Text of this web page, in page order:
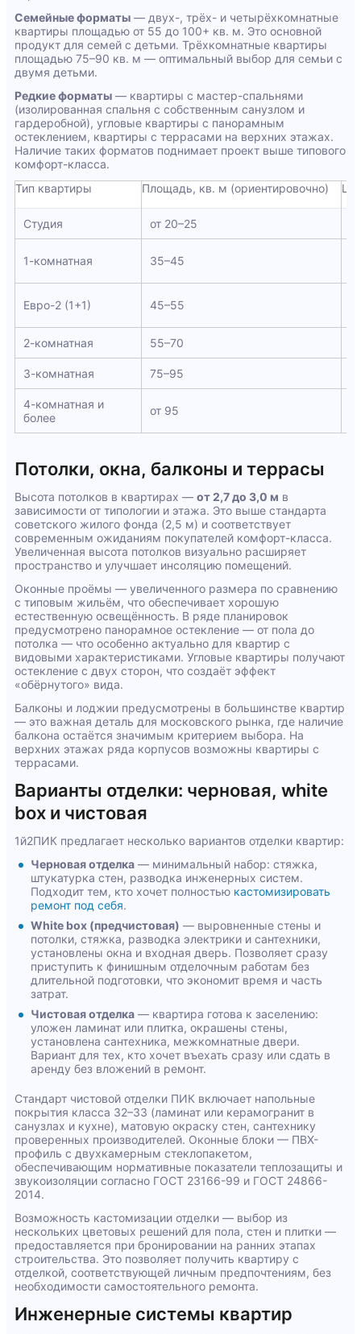
Семейные форматы — двух-, трёх- и четырёхкомнатные
квартиры площадью от 55 до 100+ кв. м. Это основной
продукт для семей с детьми. Трёхкомнатные квартиры
площадью 75–90 кв. м — оптимальный выбор для семьи с
двумя детьми.
Редкие форматы — квартиры с мастер-спальнями
(изолированная спальня с собственным санузлом и
гардеробной), угловые квартиры с панорамным
остеклением, квартиры с террасами на верхних этажах.
Наличие таких форматов поднимает проект выше типового
комфорт-класса.
Тип квартиры
Площадь, кв. м (ориентировочно)
Студия от 20–25
1-комнатная 35–45
Евро-2 (1+1) 45–55
2-комнатная 55–70
3-комнатная 75–95
4-комнатная и
более
от 95
Потолки, окна, балконы и террасы
Высота потолков в квартирах — от 2,7 до 3,0 м в
зависимости от типологии и этажа. Это выше стандарта
советского жилого фонда (2,5 м) и соответствует
современным ожиданиям покупателей комфорт-класса.
Увеличенная высота потолков визуально расширяет
пространство и улучшает инсоляцию помещений.
Оконные проёмы — увеличенного размера по сравнению
с типовым жильём, что обеспечивает хорошую
естественную освещённость. В ряде планировок
предусмотрено панорамное остекление — от пола до
потолка — что особенно актуально для квартир с
видовыми характеристиками. Угловые квартиры получают
остекление с двух сторон, что создаёт эффект
«обёрнутого» вида.
Балконы и лоджии предусмотрены в большинстве квартир
— это важная деталь для московского рынка, где наличие
балкона остаётся значимым критерием выбора. На
верхних этажах ряда корпусов возможны квартиры с
террасами.
Варианты отделки: черновая, white
box и чистовая
1й2ПИК предлагает несколько вариантов отделки квартир:
Черновая отделка — минимальный набор: стяжка,
штукатурка стен, разводка инженерных систем.
Подходит тем, кто хочет полностью кастомизировать
ремонт под себя.
White box (предчистовая) — выровненные стены и
потолки, стяжка, разводка электрики и сантехники,
установлены окна и входная дверь. Позволяет сразу
приступить к финишным отделочным работам без
длительной подготовки, что экономит время и часть
затрат.
Чистовая отделка — квартира готова к заселению:
уложен ламинат или плитка, окрашены стены,
установлена сантехника, межкомнатные двери.
Вариант для тех, кто хочет въехать сразу или сдать в
аренду без вложений в ремонт.
Стандарт чистовой отделки ПИК включает напольные
покрытия класса 32–33 (ламинат или керамогранит в
санузлах и кухне), матовую окраску стен, сантехнику
проверенных производителей. Оконные блоки — ПВХ-
профиль с двухкамерным стеклопакетом,
обеспечивающим нормативные показатели теплозащиты и
звукоизоляции согласно ГОСТ 23166-99 и ГОСТ 24866-
2014.
Возможность кастомизации отделки — выбор из
нескольких цветовых решений для пола, стен и плитки —
предоставляется при бронировании на ранних этапах
строительства. Это позволяет получить квартиру с
отделкой, соответствующей личным предпочтениям, без
необходимости самостоятельного ремонта.
Инженерные системы квартир